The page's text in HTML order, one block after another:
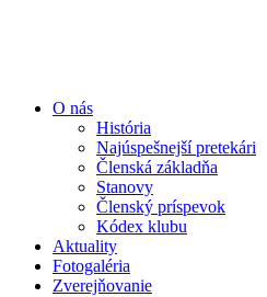
O nás
História
Najúspešnejší pretekári
Členská základňa
Stanovy
Členský príspevok
Kódex klubu
Aktuality
Fotogaléria
Zverejňovanie